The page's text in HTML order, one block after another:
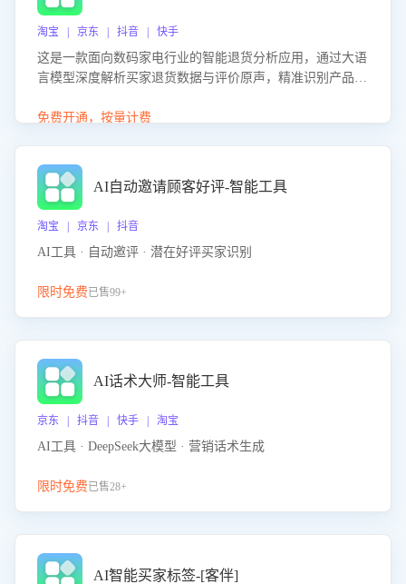
淘宝 | 京东 | 抖音 | 快手
这是一款面向数码家电行业的智能退货分析应用，通过大语
言模型深度解析买家退货数据与评价原声，精准识别产品质
改进建议，通过挖掘用户痛点驱动产品迭代，从根本上降低
免费开通，按量计费
AI自动邀请顾客好评-智能工具
淘宝 | 京东 | 抖音
AI工具 · 自动邀评 · 潜在好评买家识别
限时免费已售99+
AI话术大师-智能工具
京东 | 抖音 | 快手 | 淘宝
AI工具 · DeepSeek大模型 · 营销话术生成
限时免费已售28+
AI智能买家标签-[客伴]